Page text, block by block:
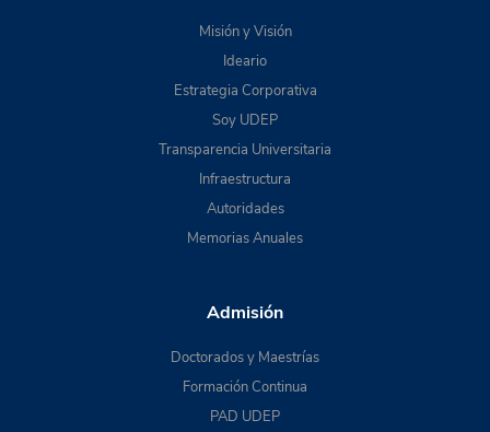
Misión y Visión
Ideario
Estrategia Corporativa
Soy UDEP
Transparencia Universitaria
Infraestructura
Autoridades
Memorias Anuales
Admisión
Doctorados y Maestrías
Formación Continua
PAD UDEP